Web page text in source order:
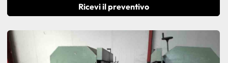
Ricevi il preventivo